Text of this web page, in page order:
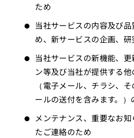
ため
当社サービスの内容及び
め、新サービスの企画、
当社サービスの新機能、
ン等及び当社が提供する
（電子メール、チラシ、
ールの送付を含みます。）
メンテナンス、重要なお
たご連絡のため